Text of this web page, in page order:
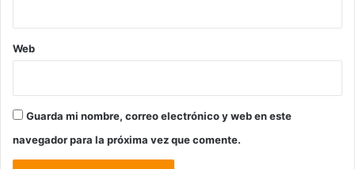
Web
Guarda mi nombre, correo electrónico y web en este
navegador para la próxima vez que comente.